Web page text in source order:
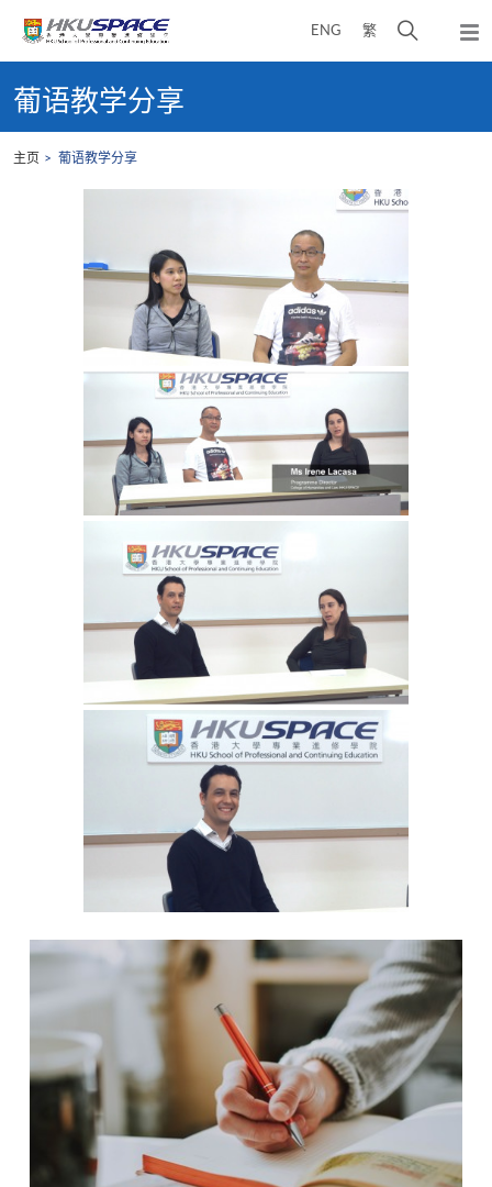
ENG 繁
开
弹
出
单
content
start葡语教学分享
主页 葡语教学分享